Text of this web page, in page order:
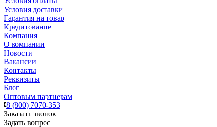
Условия доставки
Гарантия на товар
Кредитование
Компания
О компании
Новости
Вакансии
Контакты
Реквизиты
Блог
Оптовым партнерам
8 (800) 7070-353
Заказать звонок
Задать вопрос